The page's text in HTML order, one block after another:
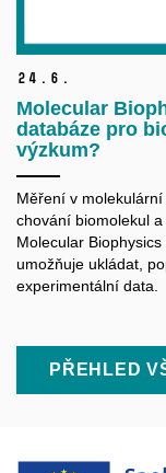
24. 6.
Molecular
databáze pro
výzkum?
Měření v
chování biomolekul
Molecular
umožňuje ukládat,
experimentální data.
PŘEHLED